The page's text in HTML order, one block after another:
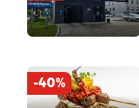
-40%